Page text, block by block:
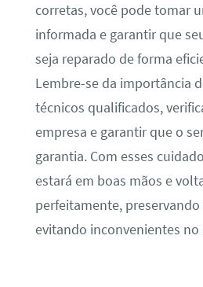
corretas, você pode tomar
informada e garantir que
seja reparado de forma
Lembre-se da importância
técnicos qualificados,
empresa e garantir que o
garantia. Com esses
estará em boas mãos e
perfeitamente,
evitando inconvenientes no